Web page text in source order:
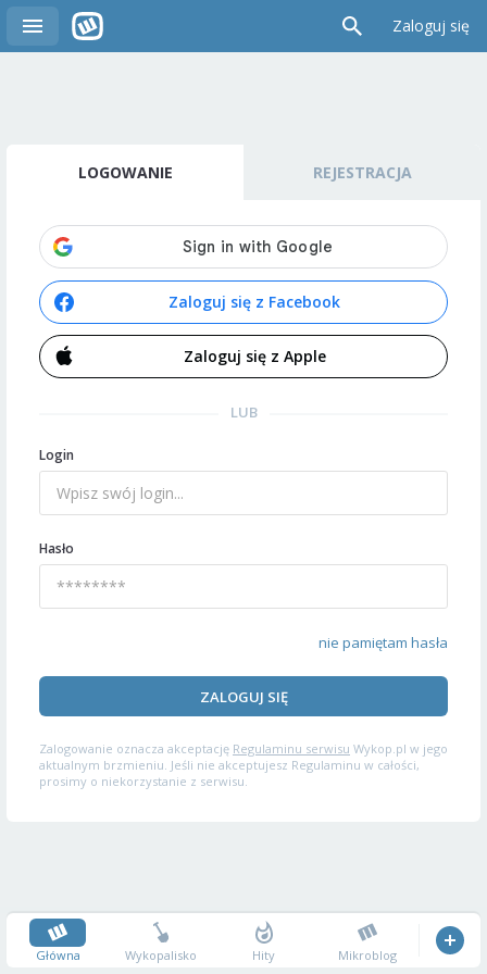
Zaloguj się
LOGOWANIE REJESTRACJA
Zaloguj się z Facebook
Zaloguj się z Apple
LUB
Login
Hasło
nie pamiętam hasła
ZALOGUJ SIĘ
Zalogowanie oznacza akceptację Regulaminu serwisu Wykop.pl w jego
aktualnym brzmieniu. Jeśli nie akceptujesz Regulaminu w całości,
prosimy o niekorzystanie z serwisu.
Główna Wykopalisko Hity Mikroblog